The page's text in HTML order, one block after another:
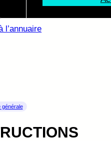
l’annuaire
générale